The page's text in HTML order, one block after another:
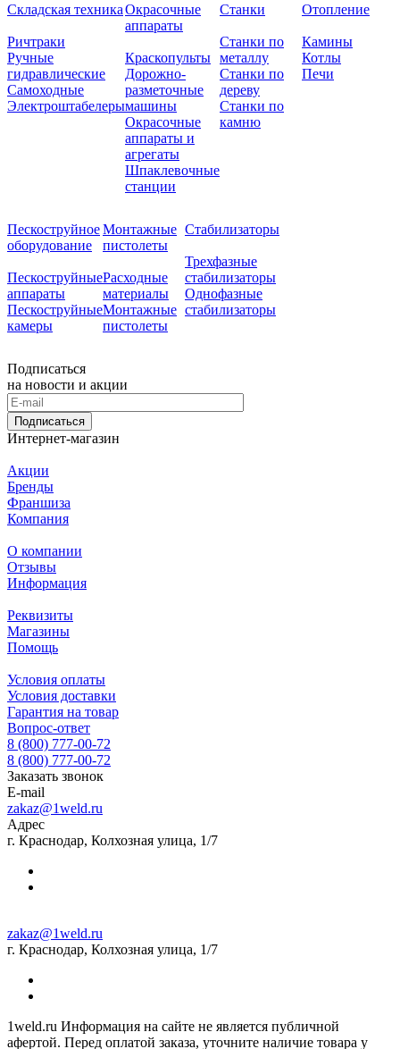
Складская техника
Ричтраки
Ручные
гидравлические
Самоходные
Электроштабелеры
Окрасочные
аппараты
Краскопульты
Дорожно-
разметочные
машины
Окрасочные
аппараты и
агрегаты
Шпаклевочные
станции
Станки
Станки по
металлу
Станки по
дереву
Станки по
камню
Отопление
Камины
Котлы
Печи
Пескоструйное
оборудование
Пескоструйные
аппараты
Пескоструйные
камеры
Монтажные
пистолеты
Расходные
материалы
Монтажные
пистолеты
Стабилизаторы
Трехфазные
стабилизаторы
Однофазные
стабилизаторы
Подписаться
на новости и акции
Подписаться
Интернет-магазин
Акции
Бренды
Франшиза
Компания
О компании
Отзывы
Информация
Реквизиты
Магазины
Помощь
Условия оплаты
Условия доставки
Гарантия на товар
Вопрос-ответ
8 (800) 777-00-72
8 (800) 777-00-72
Заказать звонок
E-mail
zakaz@1weld.ru
Адрес
г. Краснодар, Колхозная улица, 1/7
zakaz@1weld.ru
г. Краснодар, Колхозная улица, 1/7
1weld.ru Информация на сайте не является публичной
афертой. Перед оплатой заказа, уточните наличие товара у